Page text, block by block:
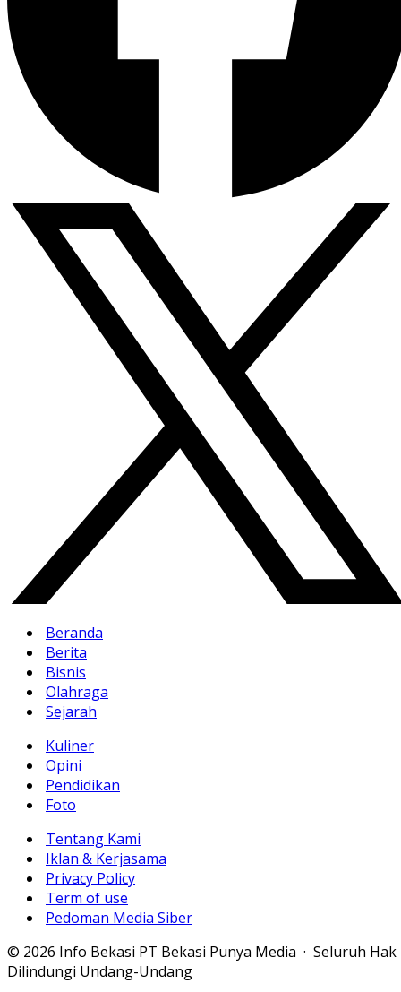
Beranda
Berita
Bisnis
Olahraga
Sejarah
Kuliner
Opini
Pendidikan
Foto
Tentang Kami
Iklan & Kerjasama
Privacy Policy
Term of use
Pedoman Media Siber
© 2026 Info Bekasi PT Bekasi Punya Media · Seluruh Hak
Dilindungi Undang-Undang